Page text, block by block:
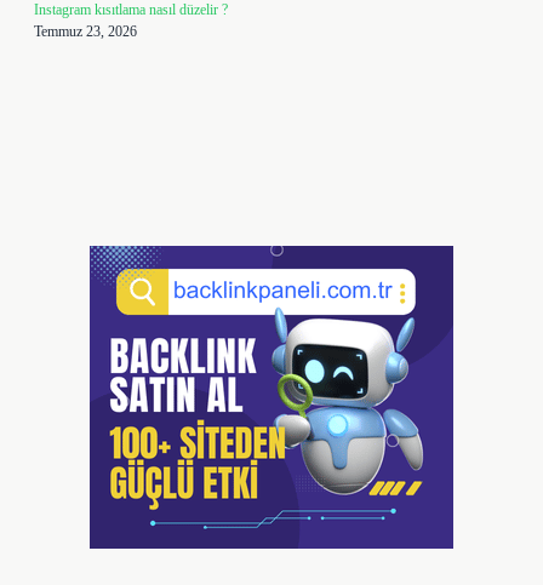
Instagram kısıtlama nasıl düzelir ?
Temmuz 23, 2026